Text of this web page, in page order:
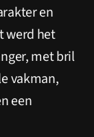
en
werd het
met bril
vakman,
een